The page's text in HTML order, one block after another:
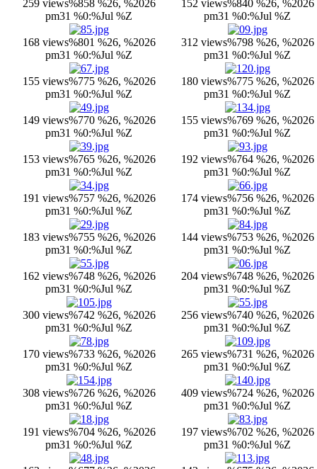
259 views%858 %26, %2026
pm31 %0:%Jul %Z
152 views%840 %26, %2026
pm31 %0:%Jul %Z
168 views%801 %26, %2026
pm31 %0:%Jul %Z
312 views%798 %26, %2026
pm31 %0:%Jul %Z
155 views%775 %26, %2026
pm31 %0:%Jul %Z
180 views%775 %26, %2026
pm31 %0:%Jul %Z
149 views%770 %26, %2026
pm31 %0:%Jul %Z
155 views%769 %26, %2026
pm31 %0:%Jul %Z
153 views%765 %26, %2026
pm31 %0:%Jul %Z
192 views%764 %26, %2026
pm31 %0:%Jul %Z
191 views%757 %26, %2026
pm31 %0:%Jul %Z
174 views%756 %26, %2026
pm31 %0:%Jul %Z
183 views%755 %26, %2026
pm31 %0:%Jul %Z
144 views%753 %26, %2026
pm31 %0:%Jul %Z
162 views%748 %26, %2026
pm31 %0:%Jul %Z
204 views%748 %26, %2026
pm31 %0:%Jul %Z
300 views%742 %26, %2026
pm31 %0:%Jul %Z
256 views%740 %26, %2026
pm31 %0:%Jul %Z
170 views%733 %26, %2026
pm31 %0:%Jul %Z
265 views%731 %26, %2026
pm31 %0:%Jul %Z
308 views%726 %26, %2026
pm31 %0:%Jul %Z
409 views%724 %26, %2026
pm31 %0:%Jul %Z
191 views%704 %26, %2026
pm31 %0:%Jul %Z
197 views%702 %26, %2026
pm31 %0:%Jul %Z